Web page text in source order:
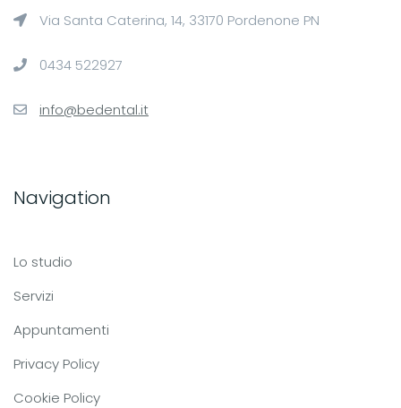
Via Santa Caterina, 14, 33170 Pordenone PN
0434 522927
info@bedental.it
Navigation
Lo studio
Servizi
Appuntamenti
Privacy Policy
Cookie Policy